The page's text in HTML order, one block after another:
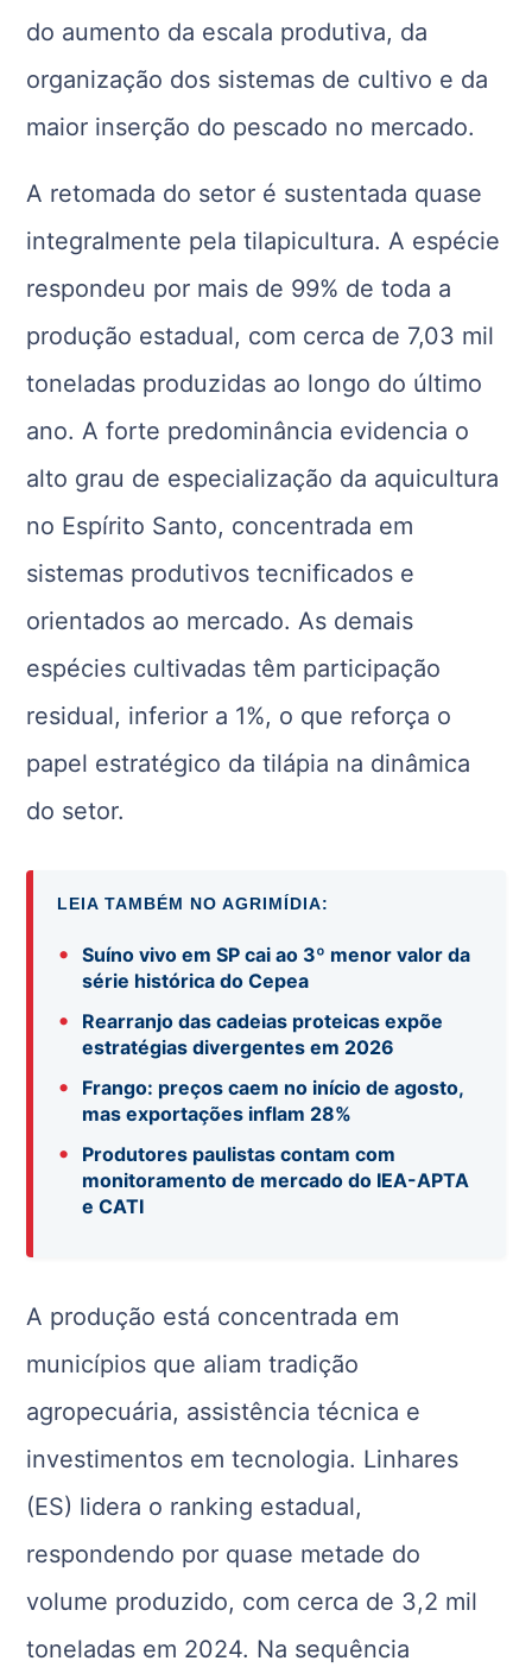
do aumento da escala produtiva, da
organização dos sistemas de cultivo e da
maior inserção do pescado no mercado.
A retomada do setor é sustentada quase
integralmente pela tilapicultura. A espécie
respondeu por mais de 99% de toda a
produção estadual, com cerca de 7,03 mil
toneladas produzidas ao longo do último
ano. A forte predominância evidencia o
alto grau de especialização da aquicultura
no Espírito Santo, concentrada em
sistemas produtivos tecnificados e
orientados ao mercado. As demais
espécies cultivadas têm participação
residual, inferior a 1%, o que reforça o
papel estratégico da tilápia na dinâmica
do setor.
LEIA TAMBÉM NO AGRIMÍDIA:
•
Suíno vivo em SP cai ao 3º menor valor da
série histórica do Cepea
•
Rearranjo das cadeias proteicas expõe
estratégias divergentes em 2026
•
Frango: preços caem no início de agosto,
mas exportações inflam 28%
•
Produtores paulistas contam com
monitoramento de mercado do IEA-APTA
e CATI
A produção está concentrada em
municípios que aliam tradição
agropecuária, assistência técnica e
investimentos em tecnologia. Linhares
(ES) lidera o ranking estadual,
respondendo por quase metade do
volume produzido, com cerca de 3,2 mil
toneladas em 2024. Na sequência